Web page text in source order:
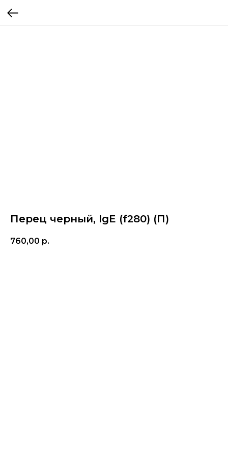
Перец черный, IgE (f280) (П)
760,00 р.